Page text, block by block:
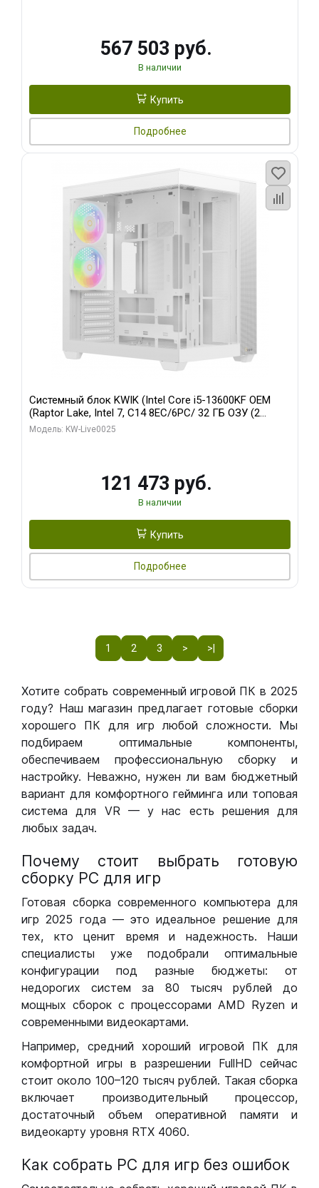
567 503 руб.
В наличии
Купить
Подробнее
Системный блок KWIK (Intel Core i5-13600KF OEM
(Raptor Lake, Intel 7, C14 8EC/6PC/ 32 ГБ ОЗУ (2
модуля)/ Gigabyte RTX5060 WINDFORCE OC 8GB
Модель: KW-Live0025
121 473 руб.
В наличии
Купить
Подробнее
1 2 3 > >|
Хотите собрать современный игровой ПК в 2025
году? Наш магазин предлагает готовые сборки
хорошего ПК для игр любой сложности. Мы
подбираем оптимальные компоненты,
обеспечиваем профессиональную сборку и
настройку. Неважно, нужен ли вам бюджетный
вариант для комфортного гейминга или топовая
система для VR — у нас есть решения для
любых задач.
Почему стоит выбрать готовую
сборку РС для игр
Готовая сборка современного компьютера для
игр 2025 года — это идеальное решение для
тех, кто ценит время и надежность. Наши
специалисты уже подобрали оптимальные
конфигурации под разные бюджеты: от
недорогих систем за 80 тысяч рублей до
мощных сборок с процессорами AMD Ryzen и
современными видеокартами.
Например, средний хороший игровой ПК для
комфортной игры в разрешении FullHD сейчас
стоит около 100–120 тысяч рублей. Такая сборка
включает производительный процессор,
достаточный объем оперативной памяти и
видеокарту уровня RTX 4060.
Как собрать РС для игр без ошибок